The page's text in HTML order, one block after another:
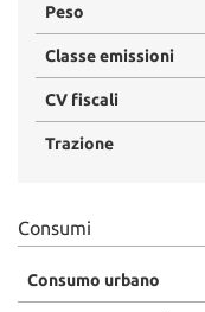
Peso
Classe emissioni
CV fiscali
Trazione
Consumi
Consumo urbano